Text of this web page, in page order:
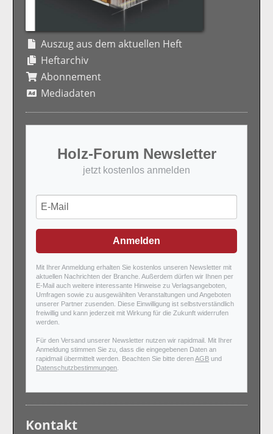
Auszug aus dem aktuellen Heft
Heftarchiv
Abonnement
Mediadaten
Holz-Forum Newsletter
jetzt kostenlos anmelden
Anmelden
Mit Ihrer Anmeldung erhalten Sie kostenlos unseren Newsletter mit
aktuellen Nachrichten der Branche. Außerdem dürfen wir Ihnen per
E-Mail auch weitere interessante Hinweise zu Verlagsangeboten,
Umfragen sowie zu ausgewählten Veranstaltungen und Angeboten
unserer Partner zusenden. Diese Einwilligung ist selbstverständlich
freiwillig und kann jederzeit mit Wirkung für die Zukunft widerrufen
werden.
Für den Versand unserer Newsletter nutzen wir rapidmail. Mit Ihrer
Anmeldung stimmen Sie zu, dass die eingegebenen Daten an
rapidmail übermittelt werden. Beachten Sie bitte derenAGB und
Datenschutzbestimmungen
Kontakt